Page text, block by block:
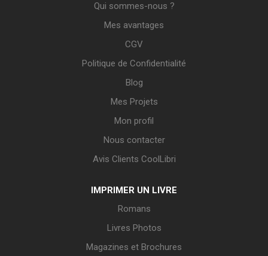
Qui sommes-nous ?
Mes avantages
CGV
Politique de Confidentialité
Blog
Mes Projets
Mon profil
Nous contacter
Avis Clients CoolLibri
IMPRIMER UN LIVRE
Romans
Livres Photos
Magazines et Brochures